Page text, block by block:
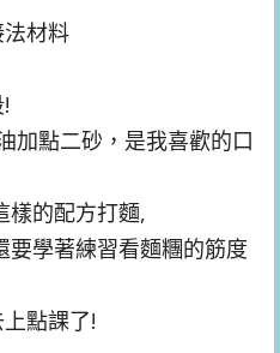
材料
加點二砂，是我喜歡的口
樣的配方打麵,
要學著練習看麵糰的筋度
點課了!